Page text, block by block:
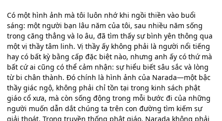
Có một hình ảnh mà tôi luôn nhớ khi ngồi thiền vào buổi
sáng: một người bạn lâu năm của tôi, sau nhiều năm sống
trong căng thẳng và lo âu, đã tìm thấy sự bình yên thông qua
một vị thầy tâm linh. Vị thầy ấy không phải là người nổi tiếng
hay có bất kỳ bằng cấp đặc biệt nào, nhưng anh ấy có thứ mà
bất cứ ai cũng có thể cảm nhận: sự hiểu biết sâu sắc và lòng
từ bi chân thành. Đó chính là hình ảnh của Narada—một bậc
thầy giác ngộ, không phải chỉ tồn tại trong kinh sách phật
giáo cổ xưa, mà còn sống động trong mỗi bước đi của những
người muốn dẫn dắt chúng ta trên con đường tìm kiếm sự
giải thoát. Trong truyền thống phật giáo, Narada không phải